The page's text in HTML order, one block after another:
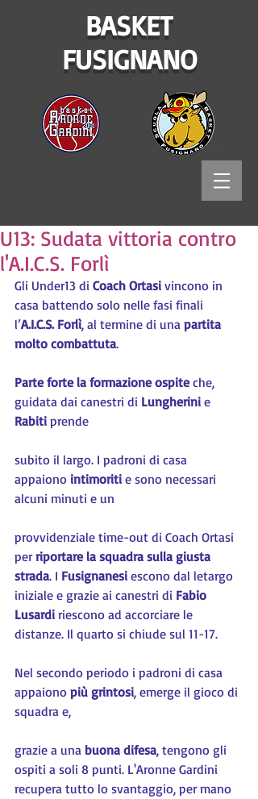
BASKET
FUSIGNANO
U13: Sudata vittoria contro
l'A.I.C.S. Forlì
Gli Under13 di Coach Ortasi vincono in
casa battendo solo nelle fasi finali
l’A.I.C.S. Forlì, al termine di una partita
molto combattuta.
Parte forte la formazione ospite che,
guidata dai canestri di Lungherini e
Rabiti prende
subito il largo. I padroni di casa
appaiono intimoriti e sono necessari
alcuni minuti e un
provvidenziale time-out di Coach Ortasi
per riportare la squadra sulla giusta
strada. I Fusignanesi escono dal letargo
iniziale e grazie ai canestri di Fabio
Lusardi riescono ad accorciare le
distanze. Il quarto si chiude sul 11-17.
Nel secondo periodo i padroni di casa
appaiono più grintosi, emerge il gioco di
squadra e,
grazie a una buona difesa, tengono gli
ospiti a soli 8 punti. L'Aronne Gardini
recupera tutto lo svantaggio, per mano